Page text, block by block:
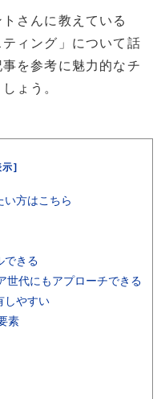
さんに教えている
ティング」について話
を参考に魅力的なチ
ょう。
示]
方はこちら
できる
世代にもアプローチできる
しやすい
素